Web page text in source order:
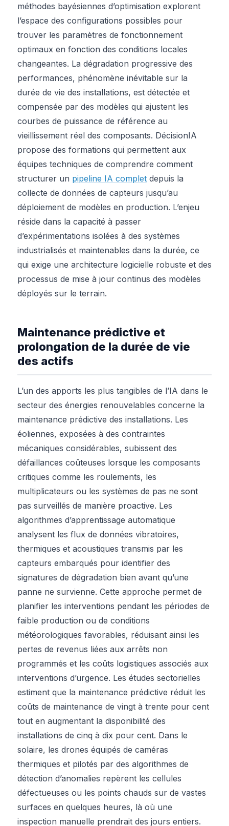
méthodes bayésiennes d’optimisation explorent
l’espace des configurations possibles pour
trouver les paramètres de fonctionnement
optimaux en fonction des conditions locales
changeantes. La dégradation progressive des
performances, phénomène inévitable sur la
durée de vie des installations, est détectée et
compensée par des modèles qui ajustent les
courbes de puissance de référence au
vieillissement réel des composants. DécisionIA
propose des formations qui permettent aux
équipes techniques de comprendre comment
structurer un pipeline IA complet depuis la
collecte de données de capteurs jusqu’au
déploiement de modèles en production. L’enjeu
réside dans la capacité à passer
d’expérimentations isolées à des systèmes
industrialisés et maintenables dans la durée, ce
qui exige une architecture logicielle robuste et des
processus de mise à jour continus des modèles
déployés sur le terrain.
Maintenance prédictive et
prolongation de la durée de vie
des actifs
L’un des apports les plus tangibles de l’IA dans le
secteur des énergies renouvelables concerne la
maintenance prédictive des installations. Les
éoliennes, exposées à des contraintes
mécaniques considérables, subissent des
défaillances coûteuses lorsque les composants
critiques comme les roulements, les
multiplicateurs ou les systèmes de pas ne sont
pas surveillés de manière proactive. Les
algorithmes d’apprentissage automatique
analysent les flux de données vibratoires,
thermiques et acoustiques transmis par les
capteurs embarqués pour identifier des
signatures de dégradation bien avant qu’une
panne ne survienne. Cette approche permet de
planifier les interventions pendant les périodes de
faible production ou de conditions
météorologiques favorables, réduisant ainsi les
pertes de revenus liées aux arrêts non
programmés et les coûts logistiques associés aux
interventions d’urgence. Les études sectorielles
estiment que la maintenance prédictive réduit les
coûts de maintenance de vingt à trente pour cent
tout en augmentant la disponibilité des
installations de cinq à dix pour cent. Dans le
solaire, les drones équipés de caméras
thermiques et pilotés par des algorithmes de
détection d’anomalies repèrent les cellules
défectueuses ou les points chauds sur de vastes
surfaces en quelques heures, là où une
inspection manuelle prendrait des jours entiers.